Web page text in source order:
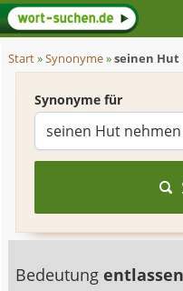
Start»Synonyme»seinen Hut
Synonyme für
Bedeutung